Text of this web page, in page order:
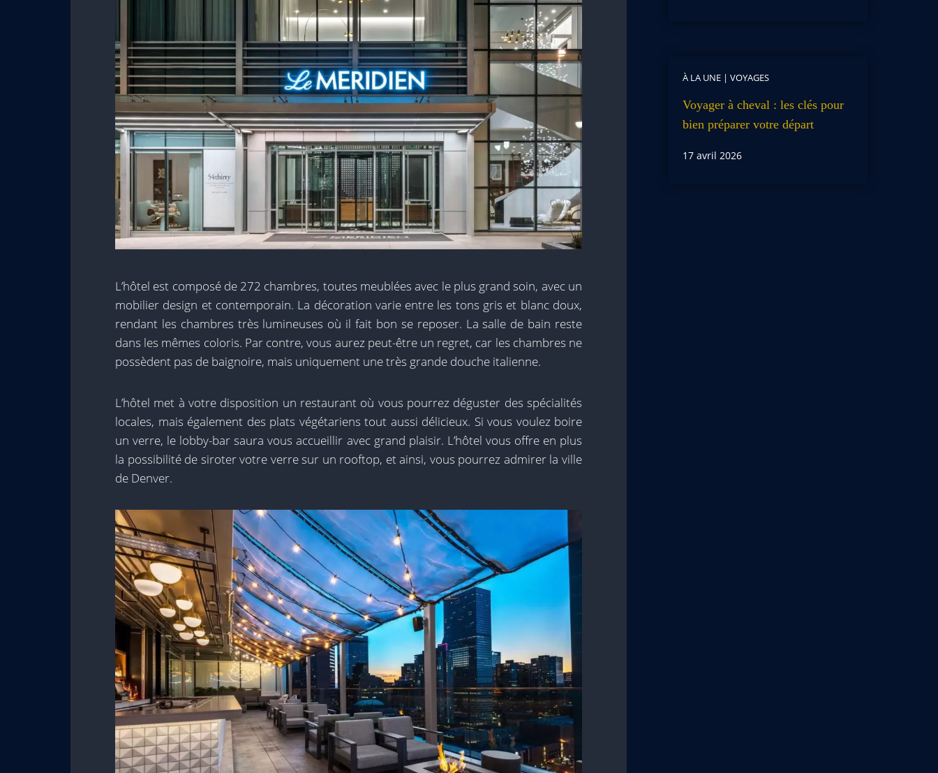
L’hôtel est composé de 272 chambres, toutes meublées avec le plus grand soin, avec un
mobilier design et contemporain. La décoration varie entre les tons gris et blanc doux,
rendant les chambres très lumineuses où il fait bon se reposer. La salle de bain reste
dans les mêmes coloris. Par contre, vous aurez peut-être un regret, car les chambres ne
possèdent pas de baignoire, mais uniquement une très grande douche italienne.
L’hôtel met à votre disposition un restaurant où vous pourrez déguster des spécialités
locales, mais également des plats végétariens tout aussi délicieux. Si vous voulez boire
un verre, le lobby-bar saura vous accueillir avec grand plaisir. L’hôtel vous offre en plus
la possibilité de siroter votre verre sur un rooftop, et ainsi, vous pourrez admirer la ville
de Denver.
À LA UNE| VOYAGES
Voyager à cheval : les clés pour
bien préparer votre départ
17 avril 2026